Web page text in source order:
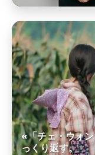
«「チェ・ウォ
っくり返す。